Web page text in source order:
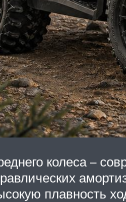
колеса –
плавность